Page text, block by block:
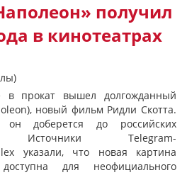
получил
в кинотеатрах
в прокат вышел долгожданный
новый фильм Ридли Скотта.
он доберется до российских
Источники Telegram-
указали, что новая картина
для неофициального